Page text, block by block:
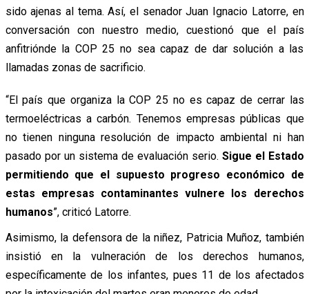
sido ajenas al tema. Así, el senador Juan Ignacio Latorre, en
conversación con nuestro medio, cuestionó que el país
anfitriónde la COP 25 no sea capaz de dar solución a las
llamadas zonas de sacrificio.
“El país que organiza la COP 25 no es capaz de cerrar las
termoeléctricas a carbón. Tenemos empresas públicas que
no tienen ninguna resolución de impacto ambiental ni han
pasado por un sistema de evaluación serio. Sigue el Estado
permitiendo que el supuesto progreso económico de
estas empresas contaminantes vulnere los derechos
humanos”, criticó Latorre.
Asimismo, la defensora de la niñez, Patricia Muñoz, también
insistió en la vulneración de los derechos humanos,
específicamente de los infantes, pues 11 de los afectados